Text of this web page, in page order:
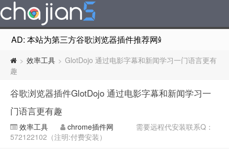
AD: 本站为第三方谷歌浏览器插件推荐网站，非Google
> 效率工具 > GlotDojo 通过电影字幕和新闻学习一门语言更有
趣
谷歌浏览器插件GlotDojo 通过电影字幕和新闻学习一
门语言更有趣
效率工具 chrome插件网
需要远程代安装联系Q：
572122102（注明:付费安装）